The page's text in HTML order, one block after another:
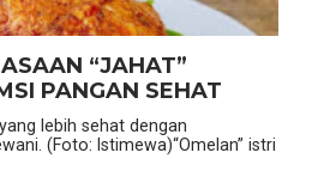
“JAHAT”
PANGAN SEHAT
lebih sehat dengan
(Foto: Istimewa)“Omelan” istri